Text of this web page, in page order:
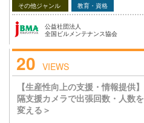
その他ジャンル 教育・資格
公益社団法人
全国ビルメンテナンス協会
20 VIEWS
【生産性向上の支援・情報提供
隔支援カメラで出張回数・人数
変える＞